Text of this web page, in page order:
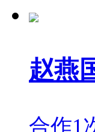
赵燕
合作1